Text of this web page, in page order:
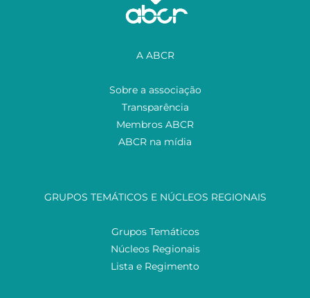
A ABCR
Sobre a associação
Transparência
Membros ABCR
ABCR na mídia
GRUPOS TEMÁTICOS E NÚCLEOS REGIONAIS
Grupos Temáticos
Núcleos Regionais
Lista e Regimento